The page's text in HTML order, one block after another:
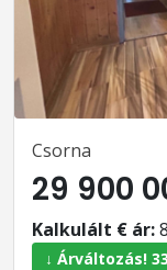
Csorna
29 900
Kalkulált € ár:
↓ Árváltozás!